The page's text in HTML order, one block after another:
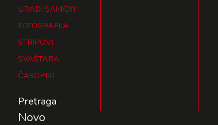
URADI SAM/DIY
FOTOGRAFIJA
STRIPOVI
SVAŠTARA
ČASOPISI
Pretraga
Novo